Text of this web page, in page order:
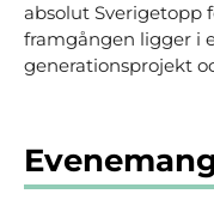
absolut Sverigetopp
framgången ligger i
generationsprojekt